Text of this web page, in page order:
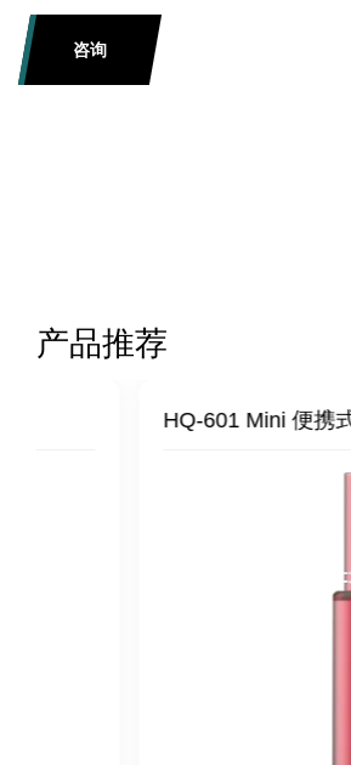
咨询
产品推荐
HQ-601 Mini 便携式臭氧